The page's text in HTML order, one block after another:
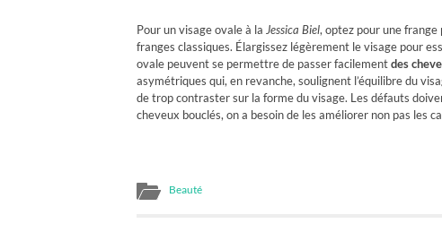
Pour un visage ovale à la Jessica Biel, optez pour une frange
franges classiques. Élargissez légèrement le visage pour
ovale peuvent se permettre de passer facilementdes
asymétriques qui, en revanche, soulignent l’équilibre du
de trop contraster sur la forme du visage. Les défauts
cheveux bouclés, on a besoin de les améliorer non pas les
Beauté